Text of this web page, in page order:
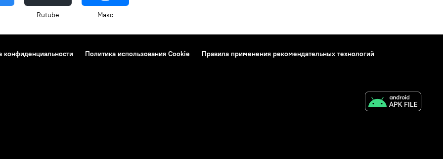
Rutube Макс
конфиденциальности Политика использования Cookie
Правила применения рекомендательных технологий